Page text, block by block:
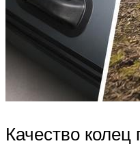
Качество колец